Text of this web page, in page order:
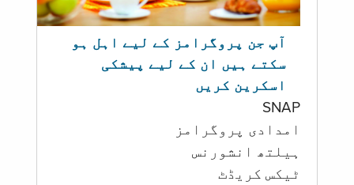
آپ جن پروگرامز کے لیے اہل ہو
سکتے ہیں ان کے لیے پیشکی
اسکرین کریں
SNAP
امدادی پروگرامز
‏ہیلتھ انشورنس
ٹیکس کریڈٹ